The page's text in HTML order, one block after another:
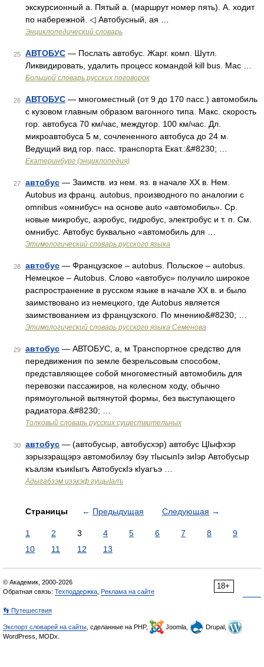
экскурсионный а. Пятый а. (маршрут номер пять). А. ходит
по набережной. ◁ Автобусный, ая …
Энциклопедический словарь
25 АВТОБУС — Послать автобус. Жарг. комп. Шутл.
Ликвидировать, удалить процесс командой kill bus. Мас …
Большой словарь русских поговорок
26 АВТОБУС — многоместный (от 9 до 170 пасс.) автомобиль
с кузовом главным образом вагонного типа. Макс. скорость
гор. автобуса 70 км/час, междугор. 100 км/час. Дл.
микроавтобуса 5 м, сочлененного автобуса до 24 м.
Ведущий вид гор. пасс. транспорта Екат.:&#8230; …
Екатеринбург (энциклопедия)
27 автобус — Заимств. из нем. яз. в начале XX в. Нем.
Autobus из франц. autobus, производного по аналогии с
omnibus «омнибус» на основе auto «автомобиль». Ср.
новые микробус, аэробус, гидробус, электробус и т. п. См.
омнибус. Автобус буквально «автомобиль для …
Этимологический словарь русского языка
28 автобус — Французское – autobus. Польское – autobus.
Немецкое – Autobus. Слово «автобус» получило широкое
распространение в русском языке в начале XX в. и было
заимствовано из немецкого, где Autobus является
заимствованием из французского. По мнению&#8230; …
Этимологический словарь русского языка Семенова
29 автобус — АВТОБУС, а, м Транспортное средство для
передвижения по земле безрельсовым способом,
представляющее собой многоместный автомобиль для
перевозки пассажиров, на колесном ходу, обычно
прямоугольной вытянутой формы, без выступающего
радиатора.&#8230; …
Толковый словарь русских существительных
30 автобус — (автобусыр, автобусхэр) автобус ЦIыфхэр
зэрызэращэрэ автомобилэу бэу тIысыпIэ зиIэр Автобусыр
къалэм къикIыгъ АвтобускIэ кIуагъэ …
Адыгабзэм изэхэф гущыIалъ
Страницы ← Предыдущая Следующая →
1 2 3 4 5 6 7 8
9
10
11 12 13
18+
© Академик, 2000-2026
Обратная связь: Техподдержка Реклама на сайте
👣 Путешествия
Экспорт словарей на сайты , сделанные на PHP, Joomla,
Drupal,
WordPress, MODx.